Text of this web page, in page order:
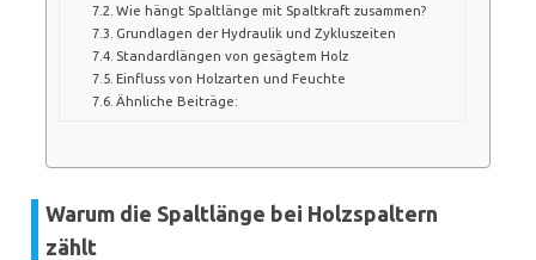
Wie hängt Spaltlänge mit Spaltkraft zusammen?
Grundlagen der Hydraulik und Zykluszeiten
Standardlängen von gesägtem Holz
Einfluss von Holzarten und Feuchte
Ähnliche Beiträge:
Warum die Spaltlänge bei Holzspaltern
zählt